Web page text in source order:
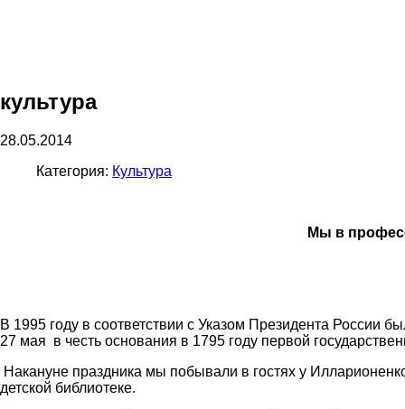
культура
28.05.2014
Категория: Культура
Мы в
В 1995 году в соответствии с Указом Президента России
27 мая в честь основания в 1795 году первой
Накануне праздника мы побывали в гостях у
детской библиотеке.